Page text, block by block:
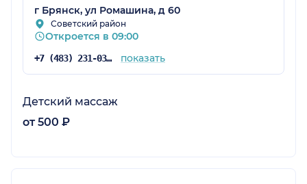
г Брянск, ул Ромашина, д 60
Советский район
Откроется в 09:00
+7 (483) 231-03-03 показать
Детский массаж
от 500 ₽